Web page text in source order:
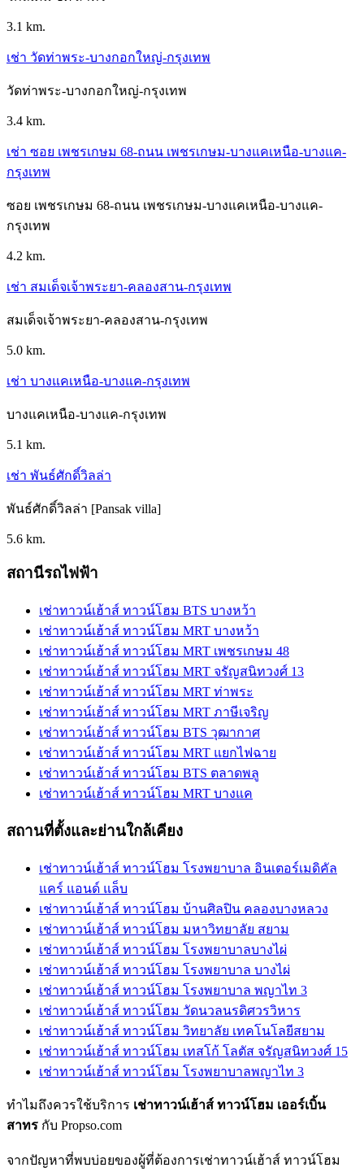
3.1 km.
เช่า วัดท่าพระ-บางกอกใหญ่-กรุงเทพ
วัดท่าพระ-บางกอกใหญ่-กรุงเทพ
3.4 km.
เช่า ซอย เพชรเกษม 68-ถนน เพชรเกษม-บางแคเหนือ-บางแค-
กรุงเทพ
ซอย เพชรเกษม 68-ถนน เพชรเกษม-บางแคเหนือ-บางแค-
กรุงเทพ
4.2 km.
เช่า สมเด็จเจ้าพระยา-คลองสาน-กรุงเทพ
สมเด็จเจ้าพระยา-คลองสาน-กรุงเทพ
5.0 km.
เช่า บางแคเหนือ-บางแค-กรุงเทพ
บางแคเหนือ-บางแค-กรุงเทพ
5.1 km.
เช่า พันธ์ศักดิ์วิลล่า
พันธ์ศักดิ์วิลล่า [Pansak villa]
5.6 km.
สถานีรถไฟฟ้า
เช่าทาวน์เฮ้าส์ ทาวน์โฮม BTS บางหว้า
เช่าทาวน์เฮ้าส์ ทาวน์โฮม MRT บางหว้า
เช่าทาวน์เฮ้าส์ ทาวน์โฮม MRT เพชรเกษม 48
เช่าทาวน์เฮ้าส์ ทาวน์โฮม MRT จรัญสนิทวงศ์ 13
เช่าทาวน์เฮ้าส์ ทาวน์โฮม MRT ท่าพระ
เช่าทาวน์เฮ้าส์ ทาวน์โฮม MRT ภาษีเจริญ
เช่าทาวน์เฮ้าส์ ทาวน์โฮม BTS วุฒากาศ
เช่าทาวน์เฮ้าส์ ทาวน์โฮม MRT แยกไฟฉาย
เช่าทาวน์เฮ้าส์ ทาวน์โฮม BTS ตลาดพลู
เช่าทาวน์เฮ้าส์ ทาวน์โฮม MRT บางแค
สถานที่ตั้งและย่านใกล้เคียง
เช่าทาวน์เฮ้าส์ ทาวน์โฮม โรงพยาบาล อินเตอร์เมดิคัล
แคร์ แอนด์ แล็บ
เช่าทาวน์เฮ้าส์ ทาวน์โฮม บ้านศิลปิน คลองบางหลวง
เช่าทาวน์เฮ้าส์ ทาวน์โฮม มหาวิทยาลัย สยาม
เช่าทาวน์เฮ้าส์ ทาวน์โฮม โรงพยาบาลบางไผ่
เช่าทาวน์เฮ้าส์ ทาวน์โฮม โรงพยาบาล บางไผ่
เช่าทาวน์เฮ้าส์ ทาวน์โฮม โรงพยาบาล พญาไท 3
เช่าทาวน์เฮ้าส์ ทาวน์โฮม วัดนวลนรดิศวรวิหาร
เช่าทาวน์เฮ้าส์ ทาวน์โฮม วิทยาลัย เทคโนโลยีสยาม
เช่าทาวน์เฮ้าส์ ทาวน์โฮม เทสโก้ โลตัส จรัญสนิทวงศ์ 15
เช่าทาวน์เฮ้าส์ ทาวน์โฮม โรงพยาบาลพญาไท 3
ทำไมถึงควรใช้บริการ เช่าทาวน์เฮ้าส์ ทาวน์โฮม เออร์เบิ้น
สาทร กับ Propso.com
จากปัญหาที่พบบ่อยของผู้ที่ต้องการเช่าทาวน์เฮ้าส์ ทาวน์โฮม